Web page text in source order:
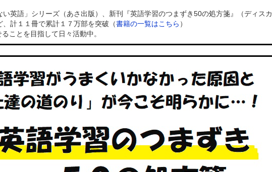
い英語」シリーズ（あさ出版）、新刊『英語学習のつまずき50の処方箋』（ディスカ
、計１１冊で累計１７万部を突破（書籍の一覧はこちら ）
ことを目指して日々活動中。